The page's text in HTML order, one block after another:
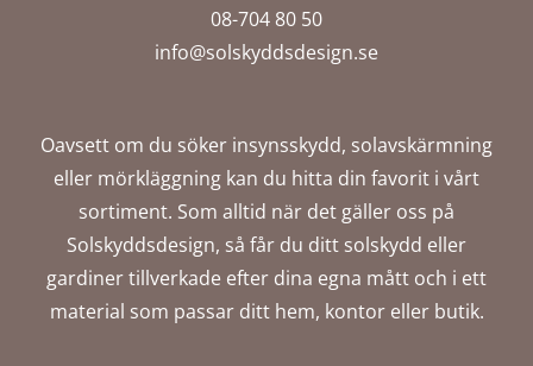
08-704 80 50
info@solskyddsdesign.se
Oavsett om du söker insynsskydd, solavskärmning
eller mörkläggning kan du hitta din favorit i vårt
sortiment. Som alltid när det gäller oss på
Solskyddsdesign, så får du ditt solskydd eller
gardiner tillverkade efter dina egna mått och i ett
material som passar ditt hem, kontor eller butik.